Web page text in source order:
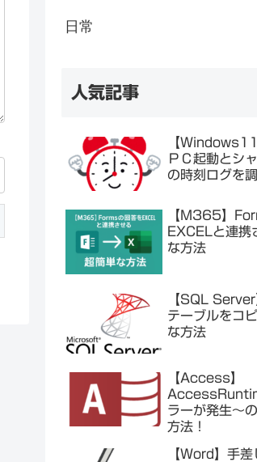
日常
人気記事
【
ＰＣ起動とシ
の時刻ログを
【M365】
EXCELと連携
な方法
【SQL
テーブルをコ
な方法
【Access】
ラーが発生～
方法！
【Word】手